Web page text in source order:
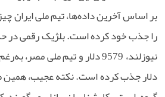
دلار جذب کرده است. نکته عجیب، همین